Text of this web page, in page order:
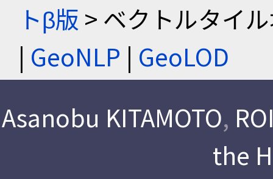
トβ版 > ベクトルタイ
| GeoNLP | GeoLOD
Asanobu KITAMOTO,
the